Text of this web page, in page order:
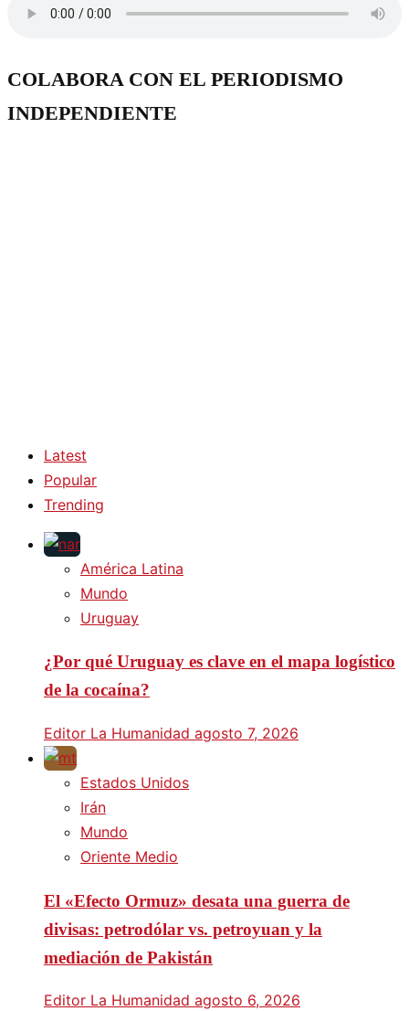
COLABORA CON EL PERIODISMO
INDEPENDIENTE
Latest
Popular
Trending
América Latina
Mundo
Uruguay
¿Por qué Uruguay es clave en el mapa logístico
de la cocaína?
Editor La Humanidad agosto 7, 2026
Estados Unidos
Irán
Mundo
Oriente Medio
El «Efecto Ormuz» desata una guerra de
divisas: petrodólar vs. petroyuan y la
mediación de Pakistán
Editor La Humanidad agosto 6, 2026